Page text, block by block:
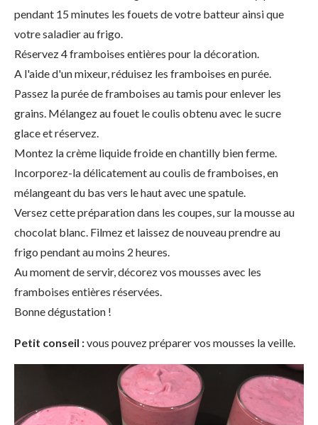
pendant 15 minutes les fouets de votre batteur ainsi que
votre saladier au frigo.
Réservez 4 framboises entières pour la décoration.
A l'aide d'un mixeur, réduisez les framboises en purée.
Passez la purée de framboises au tamis pour enlever les
grains. Mélangez au fouet le coulis obtenu avec le sucre
glace et réservez.
Montez la crème liquide froide en chantilly bien ferme.
Incorporez-la délicatement au coulis de framboises, en
mélangeant du bas vers le haut avec une spatule.
Versez cette préparation dans les coupes, sur la mousse au
chocolat blanc. Filmez et laissez de nouveau prendre au
frigo pendant au moins 2 heures.
Au moment de servir, décorez vos mousses avec les
framboises entières réservées.
Bonne dégustation !
Petit conseil :vous pouvez préparer vos mousses la veille.